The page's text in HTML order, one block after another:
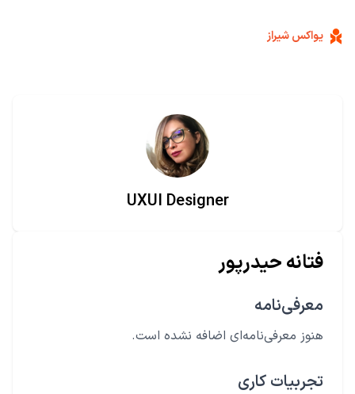
یواکس شیراز
UXUI Designer
فتانه حیدرپور
معرفی‌نامه
هنوز معرفی‌نامه‌ای اضافه نشده است.
تجربیات کاری